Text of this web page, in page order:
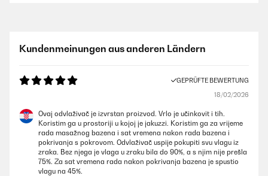
Verhältnismäßig leise, wobei wir ihn nicht in einem Schlafraum haben
und leistungsstark gegen Feuchte in Wänden und Luft.Die angezeigten
Amazon-Benutzer
GEPRÜFTE BEWERTUNG
27/11/2024
Verhältnismäßig leise, wobei wir ihn nicht in einem Schlafraum haben
und leistungsstark gegen Feuchte in Wänden und Luft. Die angezeigten
Angaben stimmen mit externen Messgeräten ziemlich genau überein.
Kundenmeinungen aus anderen Ländern
GEPRÜFTE BEWERTUNG
18/02/2026
Ovaj odvlaživač je izvrstan proizvod. Vrlo je učinkovit i tih.
Koristim ga u prostoriji u kojoj je jakuzzi. Koristim ga za vrijeme
rada masažnog bazena i sat vremena nakon rada bazena i
pokrivanja s pokrovom. Odvlaživač uspije pokupiti svu vlagu iz
zraka. Bez njega je vlaga u zraku bila do 90%, a s njim nije prešla
75%. Za sat vremena rada nakon pokrivanja bazena je spustio
vlagu na 45%.